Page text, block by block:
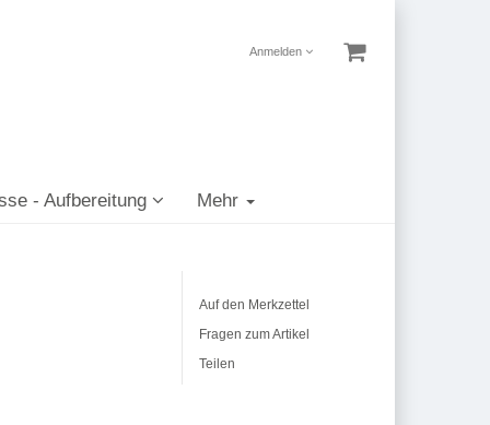
Anmelden
- Aufbereitung Mehr
Auf den Merkzettel
Fragen zum Artikel
Teilen